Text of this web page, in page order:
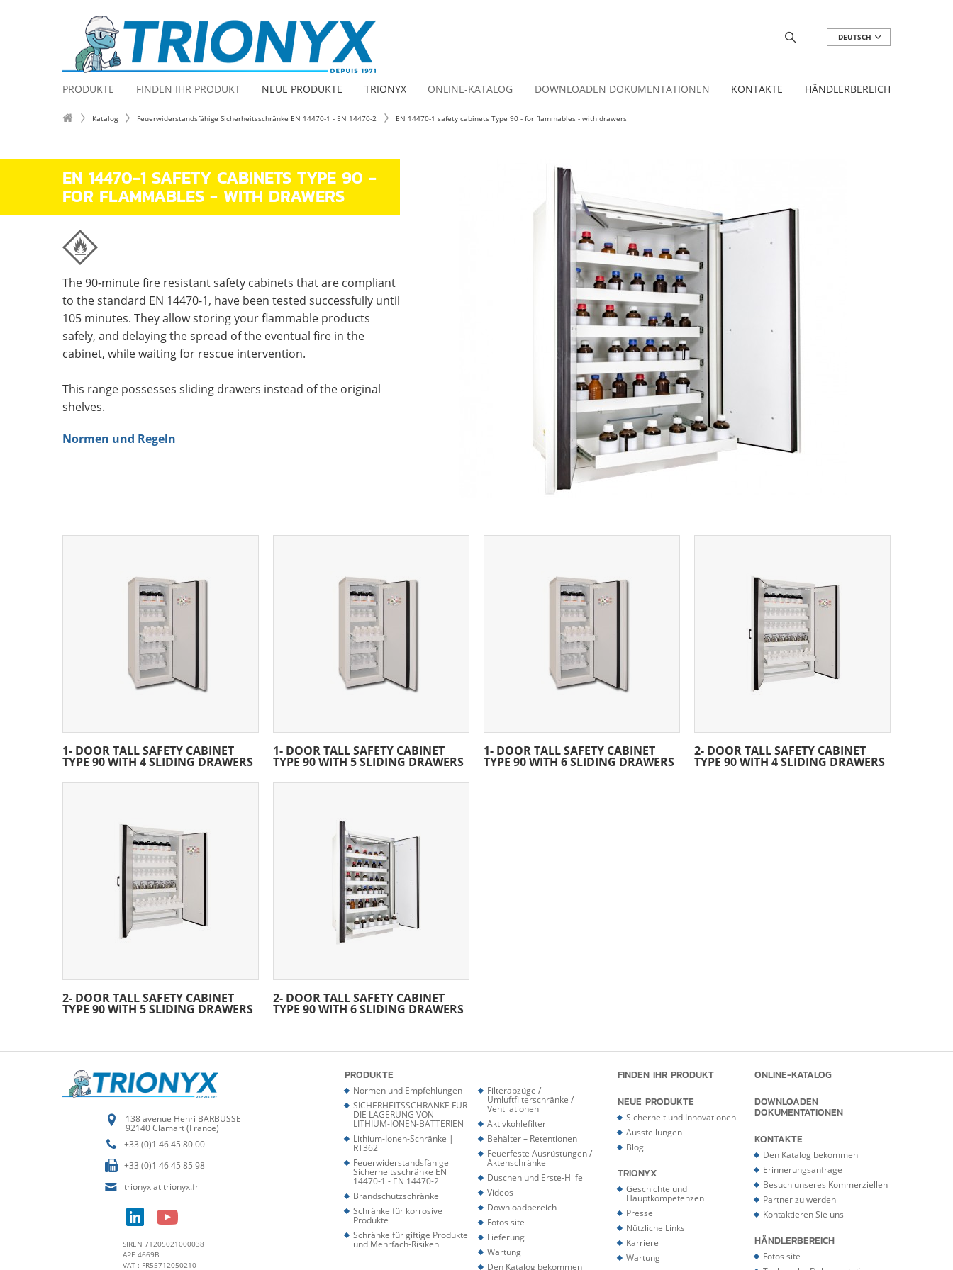
DEUTSCH
PRODUKTE FINDEN IHR PRODUKT NEUE PRODUKTE TRIONYX ONLINE-KATALOG DOWNLOADEN DOKUMENTATIONEN KONTAKTE HÄNDLERBEREICH
Katalog Feuerwiderstandsfähige Sicherheitsschränke EN 14470-1 - EN 14470-2 EN 14470-1 safety cabinets Type 90 - for flammables - with drawers
EN 14470-1 SAFETY CABINETS TYPE 90 -
FOR FLAMMABLES - WITH DRAWERS
The 90-minute fire resistant safety cabinets that are compliant
to the standard EN 14470-1, have been tested successfully until
105 minutes. They allow storing your flammable products
safely, and delaying the spread of the eventual fire in the
cabinet, while waiting for rescue intervention.
This range possesses sliding drawers instead of the original
shelves.
Normen und Regeln
1- DOOR TALL SAFETY CABINET
TYPE 90 WITH 4 SLIDING DRAWERS
1- DOOR TALL SAFETY CABINET
TYPE 90 WITH 5 SLIDING DRAWERS
1- DOOR TALL SAFETY CABINET
TYPE 90 WITH 6 SLIDING DRAWERS
2- DOOR TALL SAFETY CABINET
TYPE 90 WITH 4 SLIDING DRAWERS
2- DOOR TALL SAFETY CABINET
TYPE 90 WITH 5 SLIDING DRAWERS
2- DOOR TALL SAFETY CABINET
TYPE 90 WITH 6 SLIDING DRAWERS
PRODUKTE
Normen und Empfehlungen
SICHERHEITSSCHRÄNKE FÜR
DIE LAGERUNG VON
LITHIUM-IONEN-BATTERIEN
Lithium-Ionen-Schränke |
RT362
Feuerwiderstandsfähige
Sicherheitsschränke EN
14470-1 - EN 14470-2
Brandschutzschränke
Schränke für korrosive
Produkte
Schränke für giftige Produkte
und Mehrfach-Risiken
Filterabzüge /
Umluftfilterschränke /
Ventilationen
Aktivkohlefilter
Behälter – Retentionen
Feuerfeste Ausrüstungen /
Aktenschränke
Duschen und Erste-Hilfe
Videos
Downloadbereich
Fotos site
Lieferung
Wartung
Den Katalog bekommen
FINDEN IHR PRODUKT
NEUE PRODUKTE
Sicherheit und Innovationen
Ausstellungen
Blog
TRIONYX
Geschichte und
Hauptkompetenzen
Presse
Nützliche Links
Karriere
Wartung
ONLINE-KATALOG
DOWNLOADEN
DOKUMENTATIONEN
KONTAKTE
Den Katalog bekommen
Erinnerungsanfrage
Besuch unseres Kommerziellen
Partner zu werden
Kontaktieren Sie uns
HÄNDLERBEREICH
Fotos site
138 avenue Henri BARBUSSE
92140 Clamart (France)
+33 (0)1 46 45 80 00
+33 (0)1 46 45 85 98
trionyx at trionyx.fr
SIREN 71205021000038
APE 4669B
VAT : FR55712050210